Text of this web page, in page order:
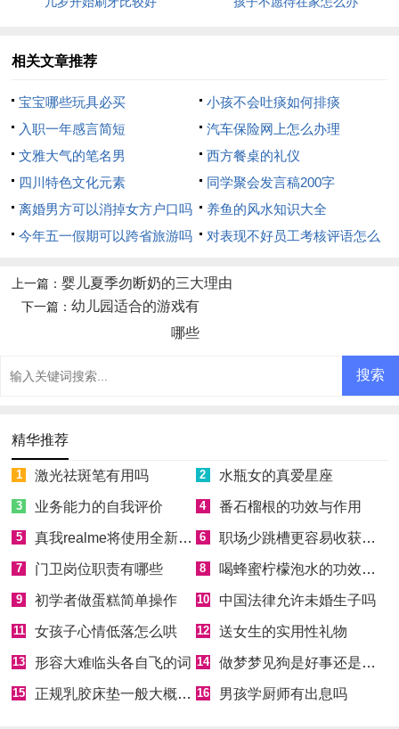
相关文章推荐
宝宝哪些玩具必买
小孩不会吐痰如何排痰
入职一年感言简短
汽车保险网上怎么办理
文雅大气的笔名男
西方餐桌的礼仪
四川特色文化元素
同学聚会发言稿200字
离婚男方可以消掉女方户口吗
养鱼的风水知识大全
今年五一假期可以跨省旅游吗
对表现不好员工考核评语怎么
上一篇：婴儿夏季勿断奶的三大理由
下一篇： 幼儿园适合的游戏有
哪些
精华推荐
1 激光祛斑笔有用吗 2 水瓶女的真爱星座
3 业务能力的自我评价 4 番石榴根的功效与作用
5 真我realme将使用全新Logo 6 职场少跳槽更容易收获成功
7 门卫岗位职责有哪些 8 喝蜂蜜柠檬泡水的功效和好处
9 初学者做蛋糕简单操作 10 中国法律允许未婚生子吗
11 女孩子心情低落怎么哄 12 送女生的实用性礼物
13 形容大难临头各自飞的词 14 做梦梦见狗是好事还是坏事
15 正规乳胶床垫一般大概多少钱 16 男孩学厨师有出息吗